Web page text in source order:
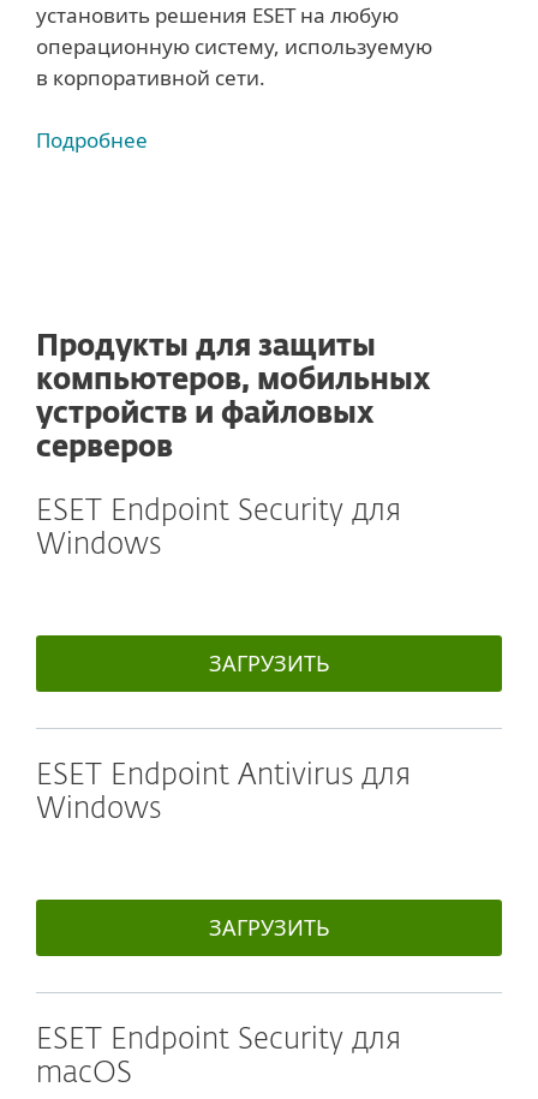
установить решения ESET на любую
операционную систему, используемую
в корпоративной сети.
Подробнее
Продукты для защиты
компьютеров, мобильных
устройств и файловых
серверов
ESET Endpoint Security для
Windows
ЗАГРУЗИТЬ
ESET Endpoint Antivirus для
Windows
ЗАГРУЗИТЬ
ESET Endpoint Security для
macOS